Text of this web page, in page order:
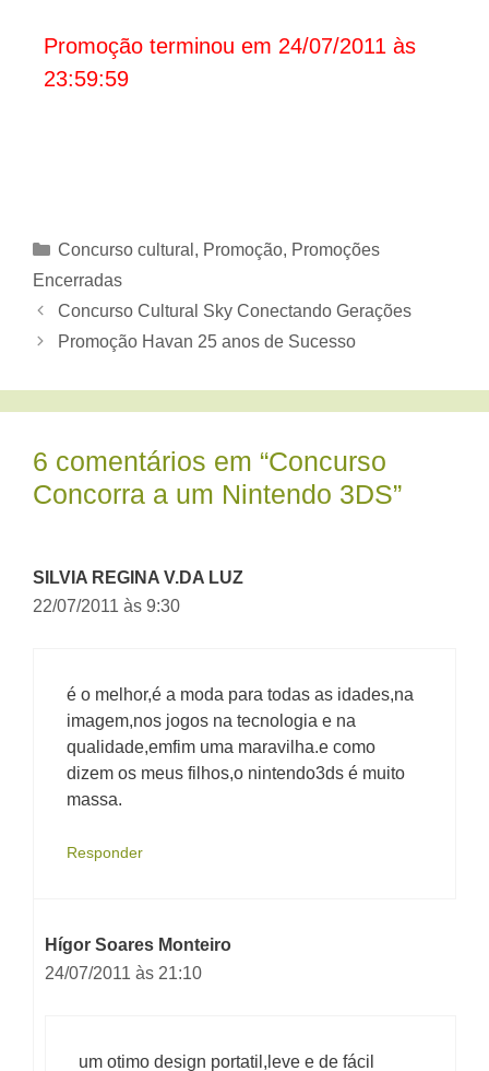
Promoção terminou em 24/07/2011 às
23:59:59
Categorias
Concurso cultural , Promoção, Promoções
Encerradas
Concurso Cultural Sky Conectando Gerações
Promoção Havan 25 anos de Sucesso
6 comentários em “Concurso
Concorra a um Nintendo 3DS”
SILVIA REGINA V.DA LUZ
22/07/2011 às 9:30
é o melhor,é a moda para todas as idades,na
imagem,nos jogos na tecnologia e na
qualidade,emfim uma maravilha.e como
dizem os meus filhos,o nintendo3ds é muito
massa.
Responder
Hígor Soares Monteiro
24/07/2011 às 21:10
um otimo design portatil,leve e de fácil